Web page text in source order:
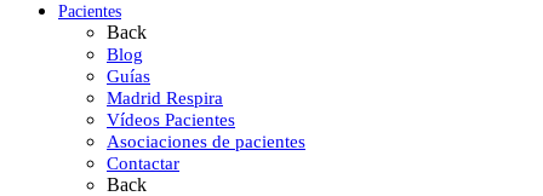
Pacientes
Back
Blog
Guías
Madrid Respira
Vídeos Pacientes
Asociaciones de pacientes
Contactar
Back